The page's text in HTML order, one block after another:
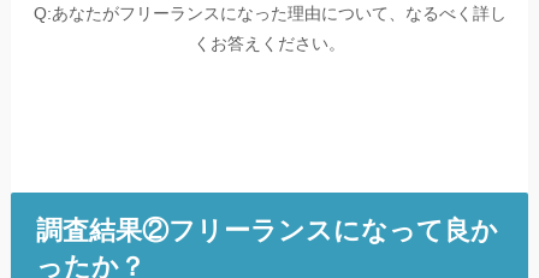
Q:あなたがフリーランスになった理由について、なるべく詳し
くお答えください。
調査結果②フリーランスになって良か
ったか？